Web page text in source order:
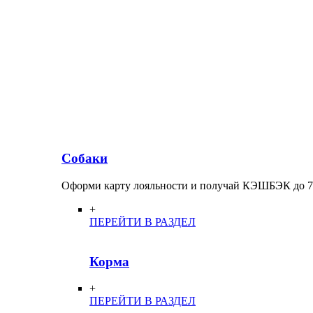
Собаки
Оформи карту лояльности и получай КЭШБЭК до
+
ПЕРЕЙТИ В РАЗДЕЛ
Корма
+
ПЕРЕЙТИ В РАЗДЕЛ